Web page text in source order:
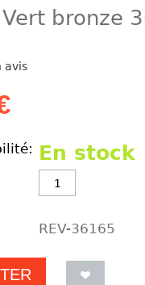
bronze
avis
En stock
REV-36165